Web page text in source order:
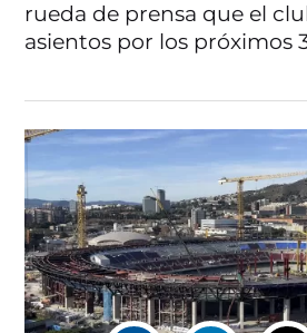
rueda de prensa que el
asientos por los próximos